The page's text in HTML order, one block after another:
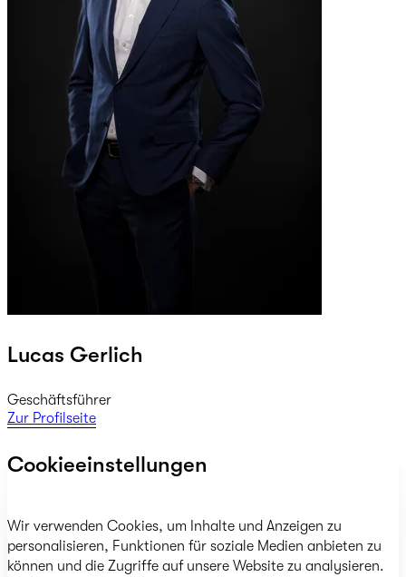
Lucas Gerlich
Geschäftsführer
Zur Profilseite
Cookieeinstellungen
Wir verwenden Cookies, um Inhalte und Anzeigen zu
personalisieren, Funktionen für soziale Medien anbieten zu
können und die Zugriffe auf unsere Website zu analysieren.